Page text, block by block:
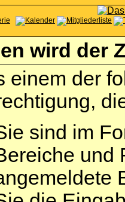
wird der
einem der
sind im
und